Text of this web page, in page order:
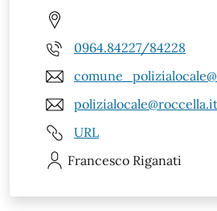
0964.84227/84228
polizialocale@roccella.it
URL
Francesco Riganati